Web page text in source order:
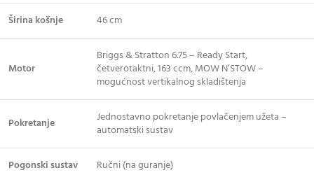
Širina košnje 46 cm
Motor
Briggs & Stratton 6.75 – Ready Start,
četverotaktni, 163 ccm, MOW N’STOW –
mogućnost vertikalnog skladištenja
Pokretanje
Jednostavno pokretanje povlačenjem užeta –
automatski sustav
Pogonski sustav Ručni (na guranje)